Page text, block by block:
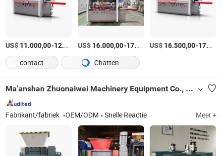
US$ 11.000,00-12.000,00 /Stuk
US$ 16.000,00-17.000,00 /Stuk
US$ 16.500,00-17.000,00
contact Chatten
Ma'anshan Zhuonaiwei Machinery Equipment Co., Ltd.
Fabrikant/fabriek OEM/ODM Snelle Reactie Meer +